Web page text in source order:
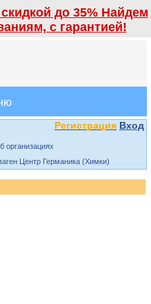
до 35% Найдем
с гарантией!
Регистрация Вход
организациях
Центр Германика (Химки)